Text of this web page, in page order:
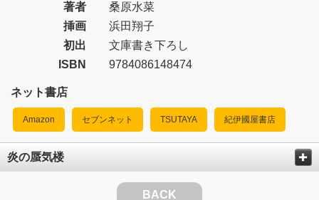
著者
桑原水菜
挿画
浜田翔子
初出
文庫書き下ろし
ISBN
9784086148474
ネット書店
Amazon セブンネット TSUTAYA 紀伊國屋書店
炎の蜃気楼
BACK